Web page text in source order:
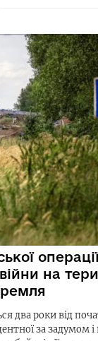
на
два роки від
за задумом